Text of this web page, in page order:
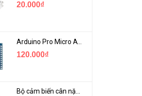
20.000₫
Arduino Pro Micro ATmega32U4 USB Mini
120.000₫
Bộ cảm biến cân nặng loadcell 1KG khung mica